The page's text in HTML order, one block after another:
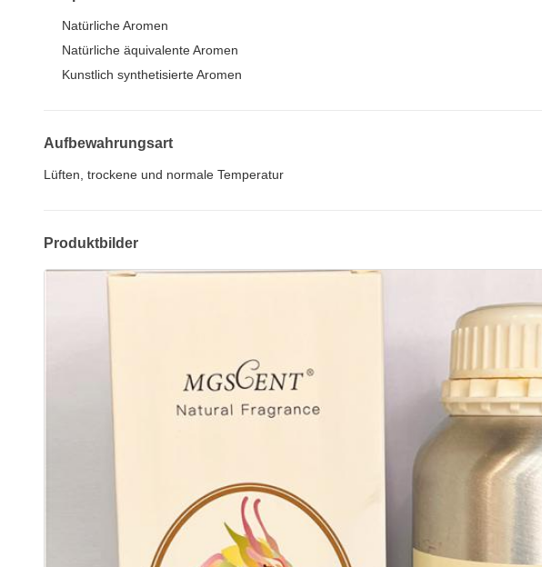
Natürliche Aromen
Natürliche äquivalente Aromen
Kunstlich synthetisierte Aromen
Aufbewahrungsart
Lüften, trockene und normale Temperatur
Produktbilder